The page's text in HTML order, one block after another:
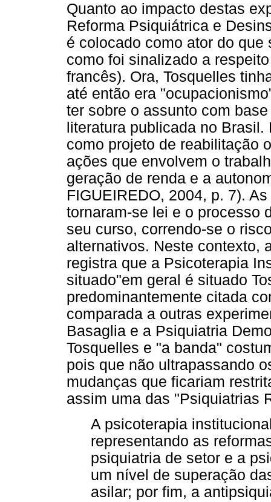
Quanto ao impacto destas
Reforma Psiquiátrica e
é colocado como ator do
como foi sinalizado a
francês). Ora, Tosquelles
até então era
ter sobre o assunto com
literatura publicada no
como projeto de reabilitação
ações que envolvem o
geração de renda e a
FIGUEIREDO, 2004, p. 7).
tornaram-se lei e o processo
seu curso, correndo-se o
alternativos. Neste contexto,
registra que a Psicoterapia
situado"em geral é situado
predominantemente citada
comparada a outras
Basaglia e a Psiquiatria
Tosquelles e "a banda"
pois que não ultrapassando
mudanças que ficariam
assim uma das "Psiquiatrias
A psicoterapia
representando as
psiquiatria de setor e a
um nível de superação
asilar; por fim, a